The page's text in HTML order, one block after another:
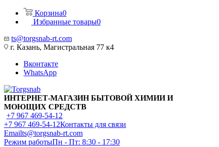
Корзина0
Избранные товары0
ts@torgsnab-rt.com
г. Казань, Магистральная 77 к4
Вконтакте
WhatsApp
ИНТЕРНЕТ-МАГАЗИН БЫТОВОЙ ХИМИИ И
МОЮЩИХ СРЕДСТВ
+7 967 469-54-12
+7 967 469-54-12Контакты для связи
Emailts@torgsnab-rt.com
Режим работыПн - Пт: 8:30 - 17:30